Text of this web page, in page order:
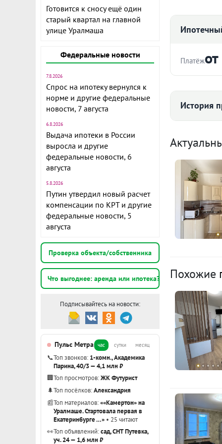
Готовится к сносу ещё один
старый квартал на главной
улице Уралмаша
Федеральные новости
7.8.2026
Спрос на ипотеку вернулся к
норме и другие федеральные
новости, 7 августа
6.8.2026
Выдача ипотеки в России
выросла и другие
федеральные новости, 6
августа
5.8.2026
Путин утвердил новый расчет
компенсации по КРТ и другие
федеральные новости, 5
августа
Проверка объекта/собственника
Что выгоднее: аренда или ипотека?
Подписывайтесь на новости:
Пульс Метра час сутки месяц
📞Топ звонков: 1-комн., Академика
Парина, 40/3 — 4,1 млн ₽
🏢Топ просмотров:ЖК Футурист
🌲Топ посёлков:Александрия
📰Топ материалов:««Камертон» на
Уралмаше. Стартовала первая в
Екатеринбурге …» • 25 читают
👀Топ объявлений:сад, СНТ Путевка,
уч. 24 — 1,6 млн ₽
Продается
одном из
Есть
утеплен,
В
В подарок
В
- кровать .
В ванной
Кухня
Квартира
всей
Платёж
Расчёт по
История
135
I
Похожие